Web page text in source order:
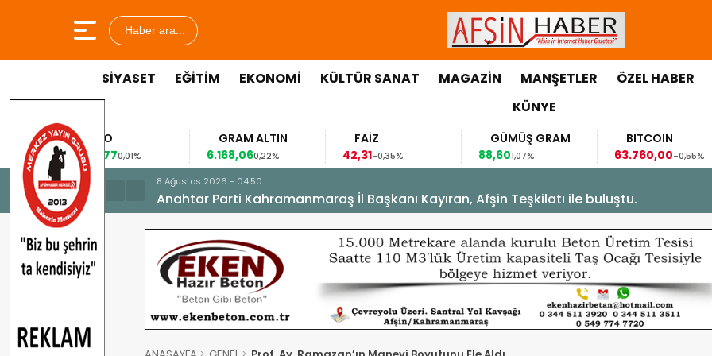
Haber ara...
SİYASET EĞİTİM EKONOMİ KÜLTÜR SANAT MAGAZİN MANŞETLER ÖZEL HABER
KÜNYE
EURO
53,84770,01%
GRAM ALTIN
6.168,06
0,22% -0,35%
GÜMÜŞ GRAM
1,07%
BITCOIN
63.760,00-0,55%
8 Ağustos 2026 - 04:50
Anahtar Parti Kahramanmaraş İl Başkanı Kayıran, Afşin Teşkilatı ile buluştu.